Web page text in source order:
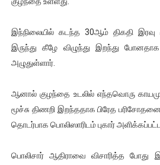
இளையராஜா – கமல் அவசர சந்திப்பு
ஜனாதிபதி ஐக்கிய நாடுகளின்
32 CM விநோத கன்றுக்குட்டி!
வலிமை தான் அஜித்
இந்நிலையில் கடந்த 30ஆம் திகதி இரவு
இருந்து கீழே விழுந்து இறந்து
அழுதுள்ளார்.
ஆனால் குழந்தை உடலில் எந்தவொரு
மூச்சு திணறி இறந்ததாக பிரேத
தொடர்பாக பொலிஸாரிடம் புகார்
பொலிசார் ஆதிராவை விசாரித்த போது